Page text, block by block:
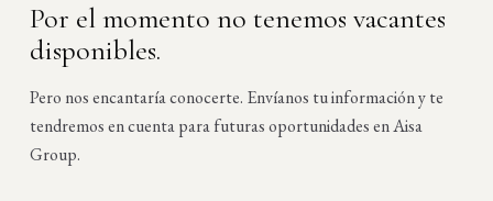
Por el momento no tenemos vacantes
disponibles.
Pero nos encantaría conocerte. Envíanos tu información y te
tendremos en cuenta para futuras oportunidades en Aisa
Group.